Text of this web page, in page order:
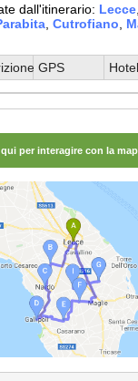
dall'itinerario: Lecce
,Cutrofiano
GPS Hotel
per interagire con la